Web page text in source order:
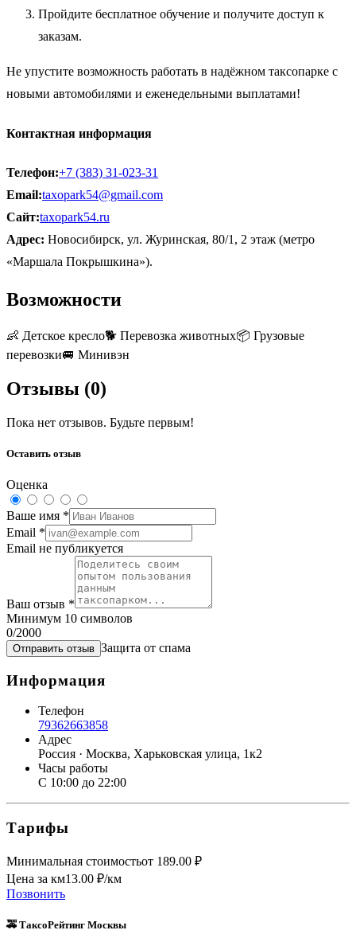
Пройдите бесплатное обучение и получите доступ к
заказам.
Не упустите возможность работать в надёжном таксопарке с
новыми автомобилями и еженедельными выплатами!
Контактная информация
Телефон:+7 (383) 31-023-31
Email:taxopark54@gmail.com
Сайт:taxopark54.ru
Адрес: Новосибирск, ул. Журинская, 80/1, 2 этаж (метро
«Маршала Покрышкина»).
Возможности
👶 Детское кресло🐕 Перевозка животных📦 Грузовые
перевозки🚐 Минивэн
Отзывы (0)
Пока нет отзывов. Будьте первым!
Оставить отзыв
Оценка
Ваше имя *
Email *
Email не публикуется
Ваш отзыв *
Минимум 10 символов
0/2000
Отправить отзыв Защита от спама
Информация
Телефон
79362663858
Адрес
Россия · Москва, Харьковская улица, 1к2
Часы работы
С 10:00 до 22:00
Тарифы
Минимальная стоимостьот 189.00 ₽
Цена за км13.00 ₽/км
Позвонить
🚕 ТаксоРейтинг Москвы